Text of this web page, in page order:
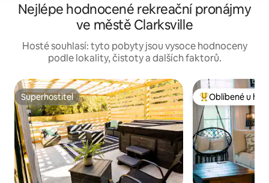
Nejlépe hodnocené rekreační pronájmy
ve městě Clarksville
Hosté souhlasí: tyto pobyty jsou vysoce hodnoceny
podle lokality, čistoty a dalších faktorů.
Superhostitel
Superhostitel Nejlepší v
Oblíbené u